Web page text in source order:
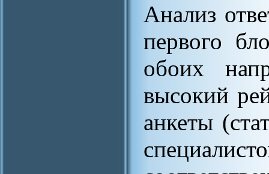
Анализ
первого
обоих
высокий
анкеты